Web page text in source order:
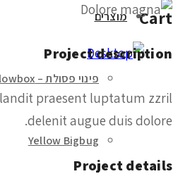
מוצרים
פינוי פסולת – Yellowbox
Yellow Bigbug
Cart
Project description
praesent luptatum zzril
delenit augue duis dolore.
Project details